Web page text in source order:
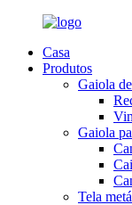
Casa
Produtos
Gaiola
Gaiola
Tela